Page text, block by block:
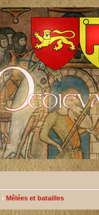
‹ Mêlées et batailles